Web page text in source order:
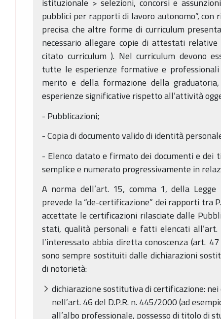
istituzionale > selezioni, concorsi e
pubblici per rapporti di lavoro autonomo”,
precisa che altre forme di curriculum
necessario allegare copie di attestati
citato curriculum ). Nel curriculum devono
tutte le esperienze formative e
merito e della formazione della
esperienze significative rispetto all’attività
- Pubblicazioni;
- Copia di documento valido di identità
- Elenco datato e firmato dei documenti e
semplice e numerato progressivamente in
A norma dell’art. 15, comma 1, della
prevede la “de-certificazione” dei rapporti tra
accettate le certificazioni rilasciate dalle
stati, qualità personali e fatti elencati
l’interessato abbia diretta conoscenza (art.
sono sempre sostituiti dalle dichiarazioni
di notorietà:
dichiarazione sostitutiva di certificazione:
nell’art. 46 del D.P.R. n. 445/2000 (ad
all’albo professionale, possesso di titolo di